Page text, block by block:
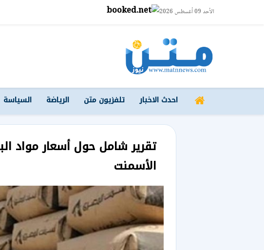
الأحد 09 أغسطس 2026
احدث الاخبار تلفزيون متن الرياضة السياسة
تقرير شامل حول أسعار مواد
الأسمنت